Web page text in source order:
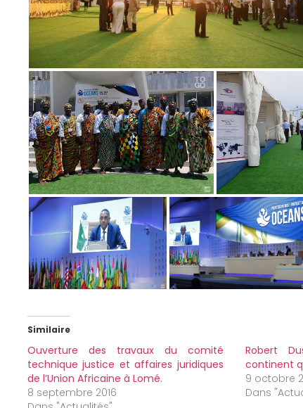
Similaire
Ouverture des travaux du comité
technique justice et affaires juridiques
de l’Union Africaine à Lomé.
8 septembre 2016
Robert
continent
9 octobre
Dans